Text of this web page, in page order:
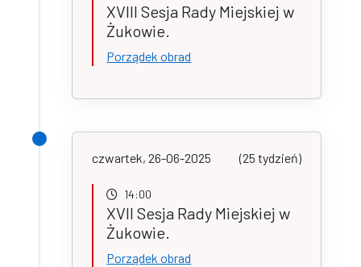
XVIII Sesja Rady Miejskiej w
Żukowie.
Porządek obrad
czwartek, 26-06-2025 (25 tydzień)
14:00
XVII Sesja Rady Miejskiej w
Żukowie.
Porządek obrad